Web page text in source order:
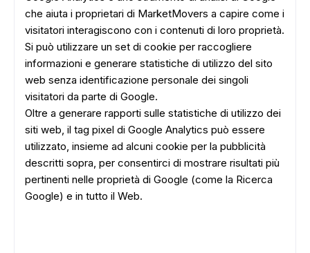
che aiuta i proprietari di MarketMovers a capire come i
visitatori interagiscono con i contenuti di loro proprietà.
Si può utilizzare un set di cookie per raccogliere
informazioni e generare statistiche di utilizzo del sito
web senza identificazione personale dei singoli
visitatori da parte di Google.
Oltre a generare rapporti sulle statistiche di utilizzo dei
siti web, il tag pixel di Google Analytics può essere
utilizzato, insieme ad alcuni cookie per la pubblicità
descritti sopra, per consentirci di mostrare risultati più
pertinenti nelle proprietà di Google (come la Ricerca
Google) e in tutto il Web.